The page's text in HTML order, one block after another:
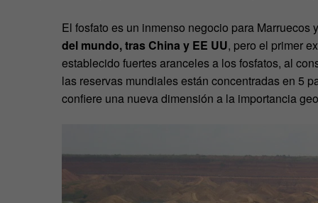
El fosfato es un inmenso negocio para Marruecos
del mundo, tras China y EE UU, pero el primer
establecido fuertes aranceles a los fosfatos, al
las reservas mundiales están concentradas en 5
confiere una nueva dimensión a la importancia